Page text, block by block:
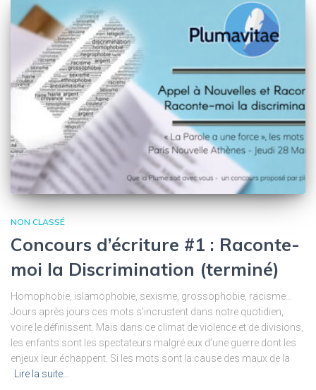
NON CLASSÉ
Concours d’écriture #1 : Raconte-
moi la Discrimination (terminé)
Homophobie, islamophobie, sexisme, grossophobie, racisme…
Jours après jours ces mots s’incrustent dans notre quotidien,
voire le définissent. Mais dans ce climat de violence et de divisions,
les enfants sont les spectateurs malgré eux d’une guerre dont les
enjeux leur échappent. Si les mots sont la cause des maux de la
Lire la suite…